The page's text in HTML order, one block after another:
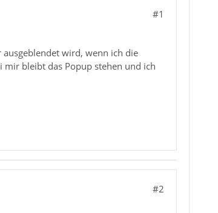
#1
wird, wenn ich die
mir bleibt das Popup stehen und ich
#2